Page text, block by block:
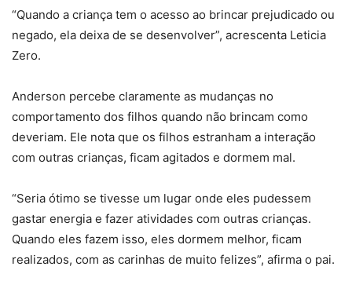
“Quando a criança tem o acesso ao brincar prejudicado ou
negado, ela deixa de se desenvolver”, acrescenta Leticia
Zero.
Anderson percebe claramente as mudanças no
comportamento dos filhos quando não brincam como
deveriam. Ele nota que os filhos estranham a interação
com outras crianças, ficam agitados e dormem mal.
“Seria ótimo se tivesse um lugar onde eles pudessem
gastar energia e fazer atividades com outras crianças.
Quando eles fazem isso, eles dormem melhor, ficam
realizados, com as carinhas de muito felizes”, afirma o pai.